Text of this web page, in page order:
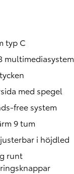
typ C
multimediasystem
med spegel
free system
9 tum
i höjdled
runt